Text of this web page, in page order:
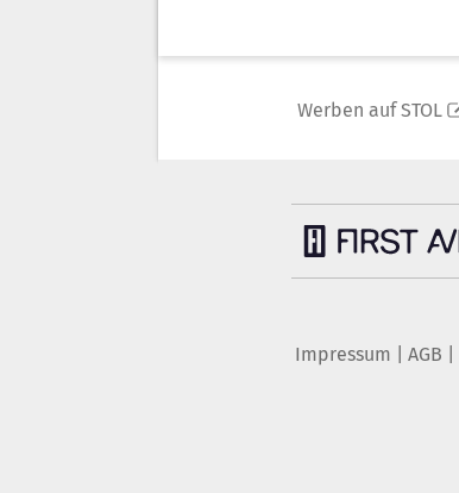
Werben auf STOL
Impressum AGB